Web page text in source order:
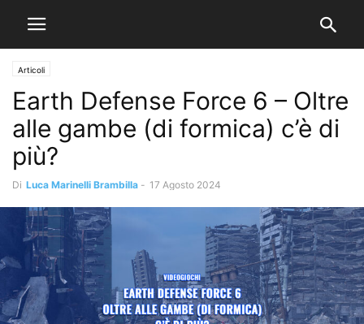
Articoli
Earth Defense Force 6 – Oltre
alle gambe (di formica) c’è di
più?
Di Luca Marinelli Brambilla - 17 Agosto 2024